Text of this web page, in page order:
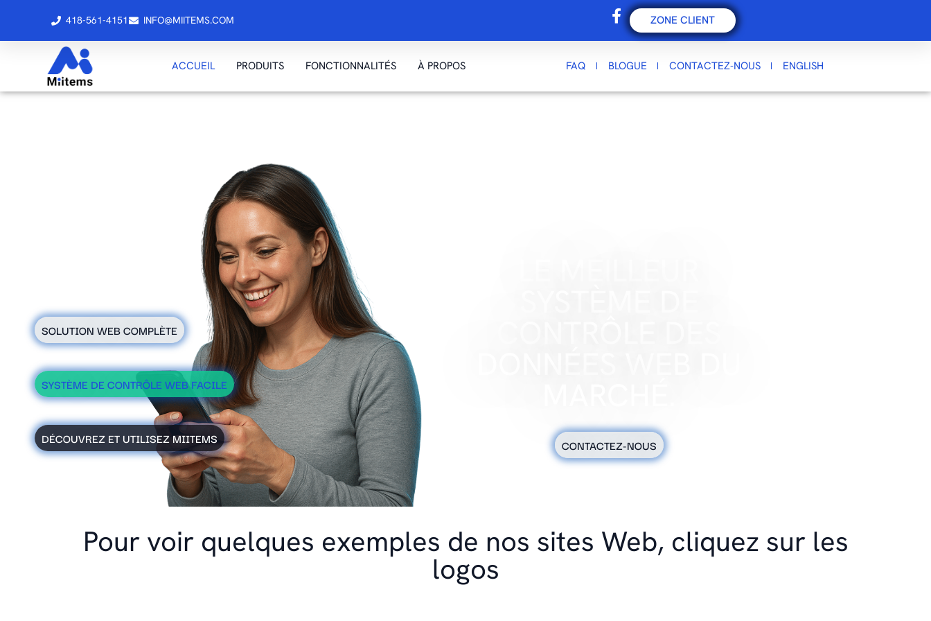
418-561-4151 INFO@MIITEMS.COM ZONE CLIENT
ACCUEIL PRODUITS FONCTIONNALITÉS À PROPOS FAQ BLOGUE CONTACTEZ-NOUS ENGLISH
SOLUTION WEB COMPLÈTE
SYSTÈME DE CONTRÔLE WEB FACILE
DÉCOUVREZ ET UTILISEZ MIITEMS CONTACTEZ-NOUS
Pour voir quelques exemples de nos sites Web, cliquez sur les
logos